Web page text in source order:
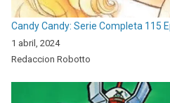
Candy Candy: Serie Completa 115
1 abril, 2024
Redaccion Robotto